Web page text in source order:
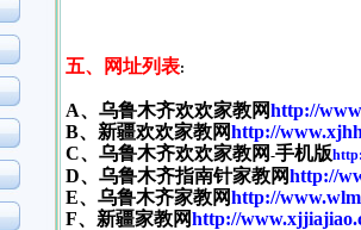
五、网址列表:
A、乌鲁木齐欢欢家教网http://
B、新疆欢欢家教网http://
C、乌鲁木齐欢欢家教网-手机版
D、乌鲁木齐指南针家教网http://
E、乌鲁木齐家教网http://
F、新疆家教网http://